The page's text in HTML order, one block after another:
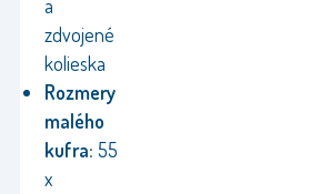
a
zdvojené
kolieska
Rozmery
malého
kufra: 55
x